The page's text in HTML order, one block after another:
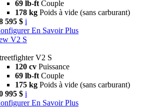
69 lb-ft Couple
178 kg Poids à vide (sans carburant)
595 $ i
En Savoir Plus
V2 S
V2 S
120 cv Puissance
69 lb-ft Couple
175 kg Poids à vide (sans carburant)
995 $ i
En Savoir Plus